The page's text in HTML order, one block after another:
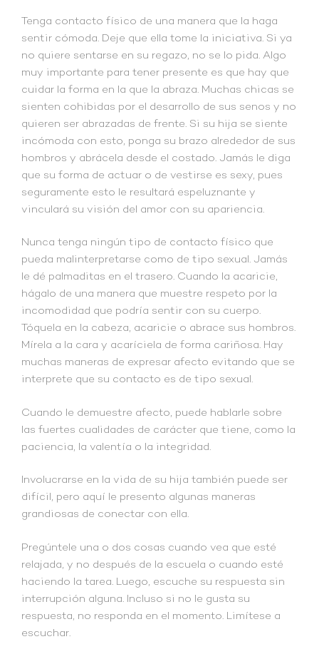
Tenga contacto físico de una manera que la haga
sentir cómoda. Deje que ella tome la iniciativa. Si ya
no quiere sentarse en su regazo, no se lo pida. Algo
muy importante para tener presente es que hay que
cuidar la forma en la que la abraza. Muchas chicas se
sienten cohibidas por el desarrollo de sus senos y no
quieren ser abrazadas de frente. Si su hija se siente
incómoda con esto, ponga su brazo alrededor de sus
hombros y abrácela desde el costado. Jamás le diga
que su forma de actuar o de vestirse es sexy, pues
seguramente esto le resultará espeluznante y
vinculará su visión del amor con su apariencia.
Nunca tenga ningún tipo de contacto físico que
pueda malinterpretarse como de tipo sexual. Jamás
le dé palmaditas en el trasero. Cuando la acaricie,
hágalo de una manera que muestre respeto por la
incomodidad que podría sentir con su cuerpo.
Tóquela en la cabeza, acaricie o abrace sus hombros.
Mírela a la cara y acaríciela de forma cariñosa. Hay
muchas maneras de expresar afecto evitando que se
interprete que su contacto es de tipo sexual.
Cuando le demuestre afecto, puede hablarle sobre
las fuertes cualidades de carácter que tiene, como la
paciencia, la valentía o la integridad.
Involucrarse en la vida de su hija también puede ser
difícil, pero aquí le presento algunas maneras
grandiosas de conectar con ella.
Pregúntele una o dos cosas cuando vea que esté
relajada, y no después de la escuela o cuando esté
haciendo la tarea. Luego, escuche su respuesta sin
interrupción alguna. Incluso si no le gusta su
respuesta, no responda en el momento. Limítese a
escuchar.